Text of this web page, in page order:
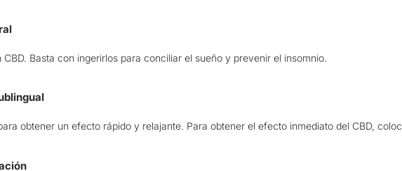
CBD. Basta con ingerirlos para conciliar el sueño y prevenir el insomnio.
obtener un efecto rápido y relajante. Para obtener el efecto inmediato del CBD,